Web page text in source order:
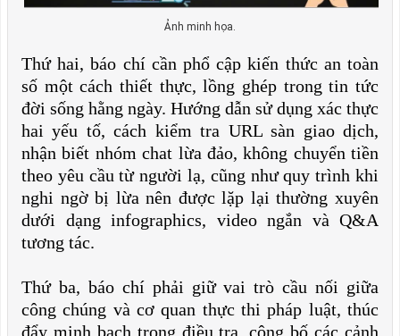
Ảnh minh họa.​​​​​
Thứ hai, báo chí cần phổ cập kiến thức an toàn
số một cách thiết thực, lồng ghép trong tin tức
đời sống hằng ngày. Hướng dẫn sử dụng xác thực
hai yếu tố, cách kiểm tra URL sàn giao dịch,
nhận biết nhóm chat lừa đảo, không chuyển tiền
theo yêu cầu từ người lạ, cũng như quy trình khi
nghi ngờ bị lừa nên được lặp lại thường xuyên
dưới dạng infographics, video ngắn và Q&A
tương tác.
Thứ ba, báo chí phải giữ vai trò cầu nối giữa
công chúng và cơ quan thực thi pháp luật, thúc
đẩy minh bạch trong điều tra, công bố các cảnh